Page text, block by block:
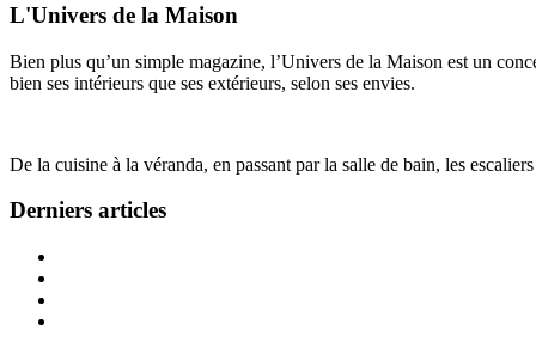
L'Univers de la Maison
Bien plus qu’un simple magazine, l’Univers de la Maison est un
bien ses intérieurs que ses extérieurs, selon ses envies.
De la cuisine à la véranda, en passant par la salle de bain, les
Derniers articles